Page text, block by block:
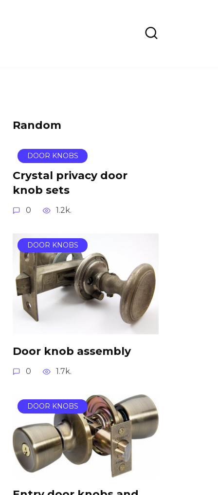
Random
DOOR KNOBS
Crystal privacy door
knob sets
0 1.2k.
DOOR KNOBS
Door knob assembly
0 1.7k.
DOOR KNOBS